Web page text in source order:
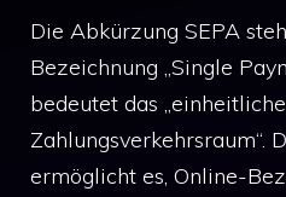
Die Abkürzung SEPA
Bezeichnung „Single
bedeutet das
Zahlungsverkehrsraum“.
ermöglicht es, Online-